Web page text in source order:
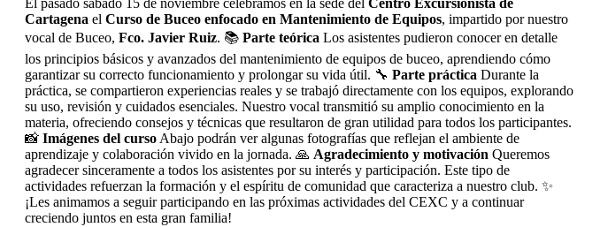
El pasado sábado 15 de noviembre celebramos en la sede del Centro Excursionista de
Cartagena el Curso de Buceo enfocado en Mantenimiento de Equipos, impartido por nuestro
vocal de Buceo, Fco. Javier Ruiz. 📚 Parte teórica Los asistentes pudieron conocer en detalle
los principios básicos y avanzados del mantenimiento de equipos de buceo, aprendiendo cómo
garantizar su correcto funcionamiento y prolongar su vida útil. 🔧 Parte práctica Durante la
práctica, se compartieron experiencias reales y se trabajó directamente con los equipos, explorando
su uso, revisión y cuidados esenciales. Nuestro vocal transmitió su amplio conocimiento en la
materia, ofreciendo consejos y técnicas que resultaron de gran utilidad para todos los participantes.
📸 Imágenes del curso Abajo podrán ver algunas fotografías que reflejan el ambiente de
aprendizaje y colaboración vivido en la jornada. 🙏 Agradecimiento y motivación Queremos
agradecer sinceramente a todos los asistentes por su interés y participación. Este tipo de
actividades refuerzan la formación y el espíritu de comunidad que caracteriza a nuestro club. ✨
¡Les animamos a seguir participando en las próximas actividades del CEXC y a continuar
creciendo juntos en esta gran familia!